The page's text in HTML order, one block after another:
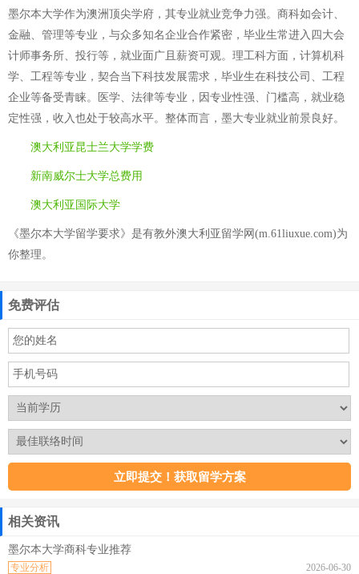
墨尔本大学作为澳洲顶尖学府，其专业就业竞争力强。商科如会计、
金融、管理等专业，与众多知名企业合作紧密，毕业生常进入四大会
计师事务所、投行等，就业面广且薪资可观。理工科方面，计算机科
学、工程等专业，契合当下科技发展需求，毕业生在科技公司、工程
企业等备受青睐。医学、法律等专业，因专业性强、门槛高，就业稳
定性强，收入也处于较高水平。整体而言，墨大专业就业前景良好。
澳大利亚昆士兰大学学费
新南威尔士大学总费用
澳大利亚国际大学
《墨尔本大学留学要求》是有教外澳大利亚留学网(m.61liuxue.com)为
你整理。
免费评估
相关资讯
墨尔本大学商科专业推荐
2026-06-30
专业分析